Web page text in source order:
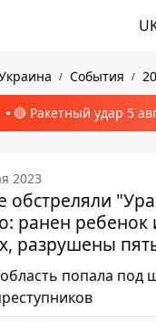
События
🔴 Ракетный удар 5
2023
обстреляли
ранен ребенок
разрушены
попала под